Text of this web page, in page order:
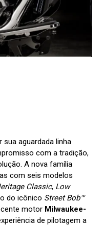
sua aguardada linha
com a tradição,
A nova família
com seis modelos
Classic, Low
do icônico Street Bob™
motor Milwaukee-
de pilotagem a